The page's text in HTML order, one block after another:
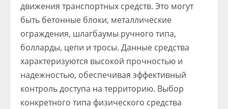
движения транспортных средств. Это могут
быть бетонные блоки, металлические
ограждения, шлагбаумы ручного типа,
болларды, цепи и тросы. Данные средства
характеризуются высокой прочностью и
надежностью, обеспечивая эффективный
контроль доступа на территорию. Выбор
конкретного типа физического средства